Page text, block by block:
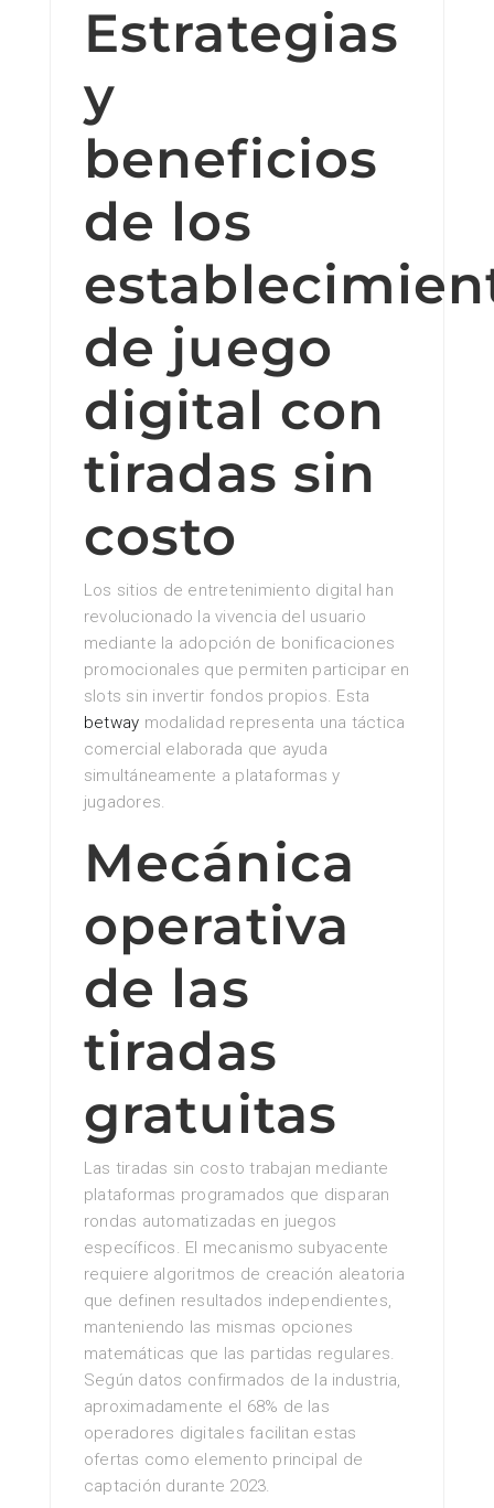
Estrategias
y
beneficios
de los
de juego
digital con
tiradas sin
costo
Los sitios de entretenimiento digital han
revolucionado la vivencia del usuario
mediante la adopción de bonificaciones
promocionales que permiten participar en
slots sin invertir fondos propios. Esta
betway modalidad representa una táctica
comercial elaborada que ayuda
simultáneamente a plataformas y
jugadores.
Mecánica
operativa
de las
tiradas
gratuitas
Las tiradas sin costo trabajan mediante
plataformas programados que disparan
rondas automatizadas en juegos
específicos. El mecanismo subyacente
requiere algoritmos de creación aleatoria
que definen resultados independientes,
manteniendo las mismas opciones
matemáticas que las partidas regulares.
Según datos confirmados de la industria,
aproximadamente el 68% de las
operadores digitales facilitan estas
ofertas como elemento principal de
captación durante 2023.